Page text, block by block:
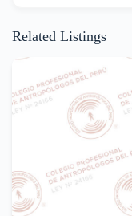
Related Listings